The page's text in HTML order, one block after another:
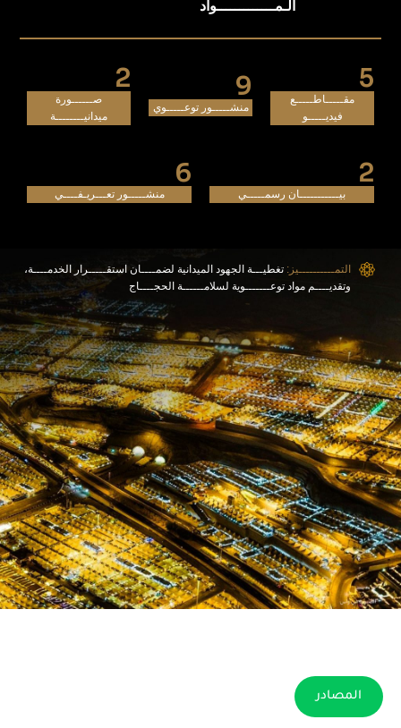
الـمـــــــــــــواد
5
مقـــــاطـــــع
فيديـــــو
9
منشـــــور توعـــــوي
2
صــــــورة
ميدانيــــــــة
2
بيـــــــــــان رسمـــــي
6
منشـــــور تعـــريـفــــي
التمــــــــــيز: تغطيـــة الجهود الميدانية لضمــــان استقـــــرار الخدمــــة،
وتقديــــم مواد توعـــــــوية لسلامــــــة الحجــــاج
المصادر